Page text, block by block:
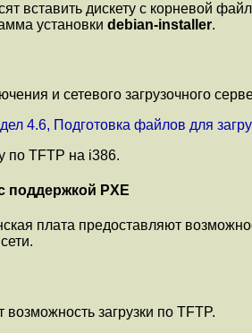
вставить дискету с корневой
установки debian-installer.
и сетевого загрузочного
4.6, Подготовка файлов для
по TFTP на i386.
поддержкой PXE
плата предоставляют
загрузки по TFTP.